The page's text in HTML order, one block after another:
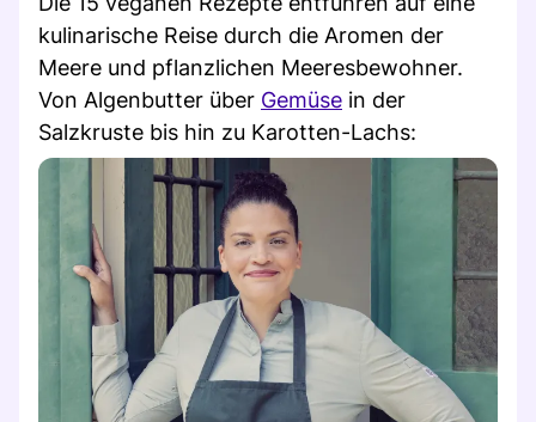
kulinarische Reise durch die Aromen der
Meere und pflanzlichen Meeresbewohner.
Von Algenbutter über Gemüse in der
Salzkruste bis hin zu Karotten-Lachs: